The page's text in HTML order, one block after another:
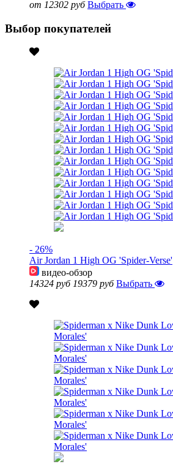
от 12302 руб Выбрать
Выбор покупателей
- 26%
Air Jordan 1 High OG 'Spider-Verse'
видео-обзор
14324 руб 19379 руб Выбрать